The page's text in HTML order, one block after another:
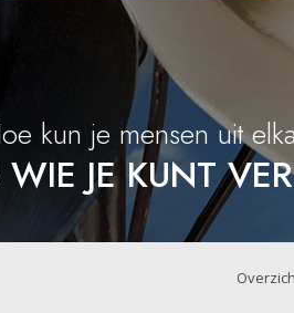
Citizens Commission on
Scientology Volunteer
kun je mensen uit
JE KUNT